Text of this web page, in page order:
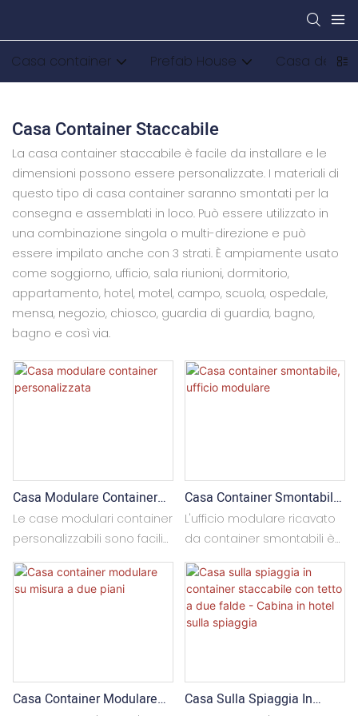
Casa container Prefab House Casa della
Casa Container Staccabile
La casa container staccabile è facile da installare e le
dimensioni possono essere personalizzate. I materiali di
questo tipo di casa container saranno smontati per la
consegna e assemblati in loco. Può essere utilizzato in
una combinazione singola o multi-direzione e può
essere impilato anche con 3 strati. È ampiamente usato
come soggiorno, ufficio, sala riunioni, dormitorio,
appartamento, hotel, motel, campo, scuola, ospedale,
mensa, negozio, chiosco, guardia di guardia, bagno,
bagno e così via.
Casa Modulare Container
Personalizzata
Le case modulari container
personalizzabili sono facili
da installare e le
dimensioni possono
essere adattate alle
seconda delle richieste.
Possono essere utilizzate
Casa Container Smontabile,
Ufficio Modulare
L'ufficio modulare ricavato
da container smontabili è
facile da installare e le
dimensioni possono
essere personalizzate. Può
essere utilizzato come
multidirezionali. È inoltre
possibile personalizzarlo in
Casa Container Modulare
Casa Sulla Spiaggia In